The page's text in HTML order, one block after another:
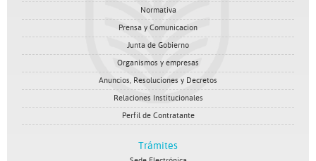
Normativa
Prensa y Comunicacion
Junta de Gobierno
Organismos y empresas
Anuncios, Resoluciones y Decretos
Relaciones Institucionales
Perfil de Contratante
Trámites